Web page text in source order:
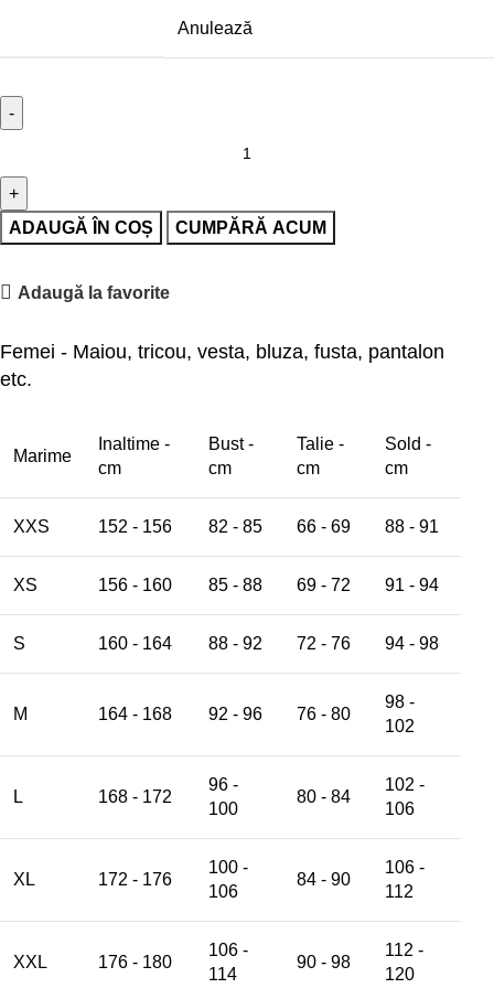
Anulează
ADAUGĂ ÎN COȘ CUMPĂRĂ ACUM
Adaugă la favorite
Femei - Maiou, tricou, vesta, bluza, fusta, pantalon
etc.
Marime
Inaltime -
cm
Bust -
cm
Talie -
cm
Sold -
cm
XXS 152 - 156 82 - 85 66 - 69 88 - 91
XS 156 - 160 85 - 88 69 - 72 91 - 94
S 160 - 164 88 - 92 72 - 76 94 - 98
M 164 - 168 92 - 96 76 - 80
98 -
102
L 168 - 172
96 -
100
80 - 84
102 -
106
XL 172 - 176
100 -
106
84 - 90
106 -
112
XXL 176 - 180
106 -
114
90 - 98
112 -
120